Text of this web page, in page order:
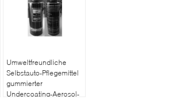
Umweltfreundliche
Selbstauto-Pflegemittel
gummierter
Undercoating-Aerosol-